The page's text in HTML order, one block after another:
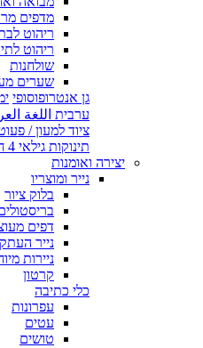
מדפים
ריהוט
ריהוט
שולחנות
שערים
גן אנטרופוסופי
ערבית اللغة
ציוד למעון / פעוטון -
תינוקות גילאי 4 חד' - שנה
יצירה ואומנות
נייר ומוצריו
בלוק ציור
דפים
נייר
ניירות
קרטון
כלי כתיבה
עפרונות
עטים
טושים